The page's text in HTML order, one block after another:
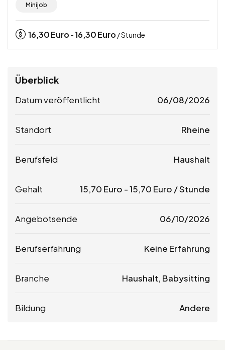
Minijob
16,30Euro -16,30Euro / Stunde
Überblick
Datum veröffentlicht 06/08/2026
Standort Rheine
Berufsfeld Haushalt
Gehalt 15,70 Euro -15,70 Euro / Stunde
Angebotsende 06/10/2026
Berufserfahrung Keine Erfahrung
Branche Haushalt, Babysitting
Bildung Andere